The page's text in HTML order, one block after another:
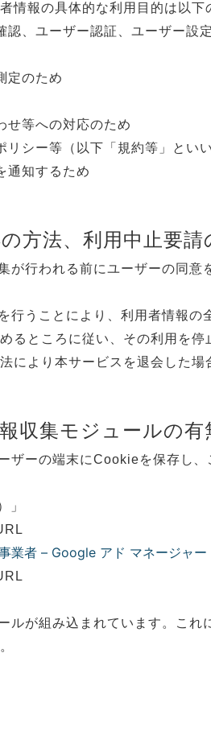
情報の具体的な利用目的は以下
、ユーザー認証、ユーザー
定のため
せ等への対応のため
シー等（以下「規約等」とい
通知するため
方法、利用中止要請
行われる前にユーザーの同意
行うことにより、利用者情報
るところに従い、その利用を
により本サービスを退会した
収集モジュールの有
ザーの端末にCookieを保存し
」
業者 – Google アド マネージャー
ルが組み込まれています。こ